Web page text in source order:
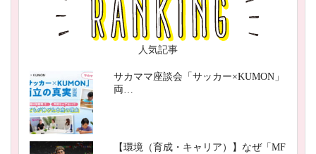
人気記事
サカママ座談会「サッカー×KUMON」
両…
【環境（育成・キャリア）】なぜ「MF